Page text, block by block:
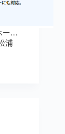
ー…
浦